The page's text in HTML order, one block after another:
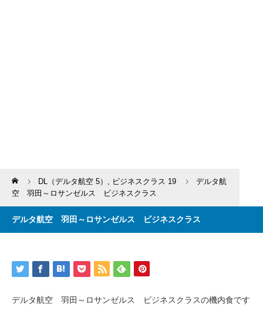
Home DL（デルタ航空 5） , ビジネスクラス 19
デルタ航
空 羽田～ロサンゼルス ビジネスクラス
デルタ航空 羽田～ロサンゼルス ビジネスクラス
デルタ航空 羽田～ロサンゼルス ビジネスクラスの機内食です